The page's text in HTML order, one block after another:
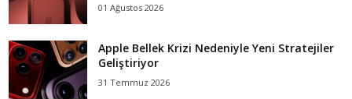
01 Ağustos 2026
Apple Bellek Krizi Nedeniyle Yeni Stratejiler
Geliştiriyor
31 Temmuz 2026